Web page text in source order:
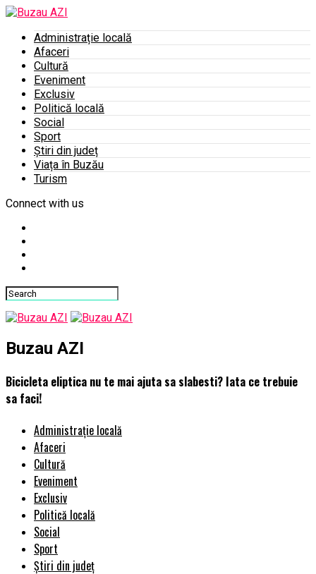
Administrație locală
Afaceri
Cultură
Eveniment
Exclusiv
Politică locală
Social
Sport
Știri din județ
Viața în Buzău
Turism
Connect with us
Buzau AZI
Bicicleta eliptica nu te mai ajuta sa slabesti? Iata ce trebuie
sa faci!
Administrație locală
Afaceri
Cultură
Eveniment
Exclusiv
Politică locală
Social
Sport
Știri din județ